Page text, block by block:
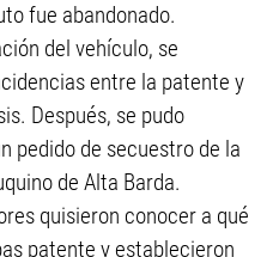
fue abandonado.
del vehículo, se
entre la patente y
Después, se pudo
pedido de secuestro de la
de Alta Barda.
quisieron conocer a qué
patente y establecieron